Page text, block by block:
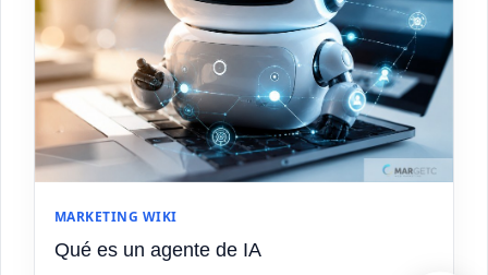
MARKETING WIKI
Qué es un agente de IA